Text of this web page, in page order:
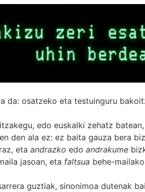
da: osatzeko eta testuinguru
edo euskalki zehatz
den ala ez: ez baita gauza bera
eta andrazko edo andrakume
jasoan, eta faltsua behe-
guztiak, sinonimoa dutenak